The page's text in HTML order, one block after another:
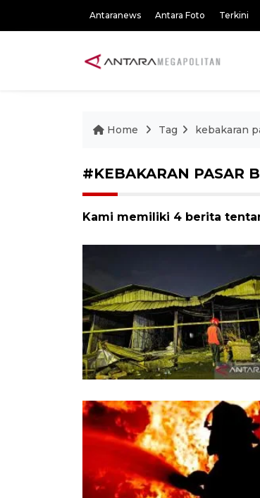
Antaranews Antara Foto Terkini
Home Tag kebakaran
#KEBAKARAN PASAR
Kami memiliki 4 berita